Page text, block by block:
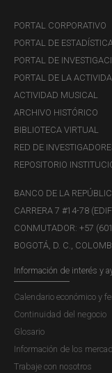
PORTAL CORPORATIVO
PORTAL DE
PORTAL DE
PORTAL DE LA
ACTIVIDAD MUSICAL
ARCHIVO HISTÓRICO
BIBLIOTECA VIRTUAL
RED DE
REPOSITORIO
BANCO DE LA
CARRERA 7 #14-78
CONMUTADOR: +57
BOGOTÁ, D. C.,
Información de interés y
Calendario económico y
Continuidad del negocio
Glosario
Información de los
Trabaje con nosotros